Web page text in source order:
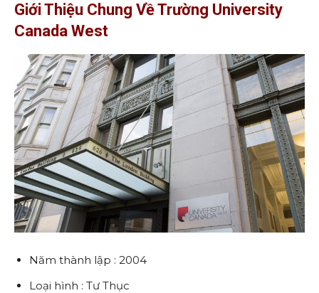
Giới Thiệu Chung Về Trường University
Canada West
Năm thành lập : 2004
Loại hình : Tư Thục